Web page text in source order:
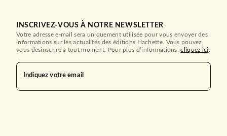
INSCRIVEZ-VOUS À NOTRE NEWSLETTER
Votre adresse e-mail sera uniquement utilisée pour vous envoyer des
informations sur les actualités des éditions Hachette. Vous pouvez
vous désinscrire à tout moment. Pour plus d’informations,cliquez ici
Indiquez votre email